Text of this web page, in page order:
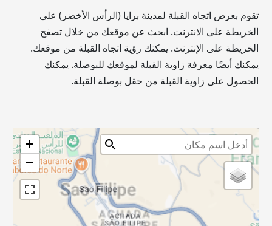
تقوم بعرض اتجاه القبلة لمدينة برايا (الرأس الأخضر) على
الخريطة على الانترنت. ابحث عن موقعك من خلال تصفح
الخريطة على الإنترنت. يمكنك رؤية اتجاه القبلة من موقعك.
يمكنك أيضًا معرفة زاوية القبلة لموقعك للبوصلة. يمكنك
الحصول على زاوية القبلة من حقل بوصلة القبلة.
+
−